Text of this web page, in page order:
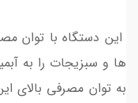
این دستگاه با توان
ها و سبزیجات را به
به توان مصرفی بالای